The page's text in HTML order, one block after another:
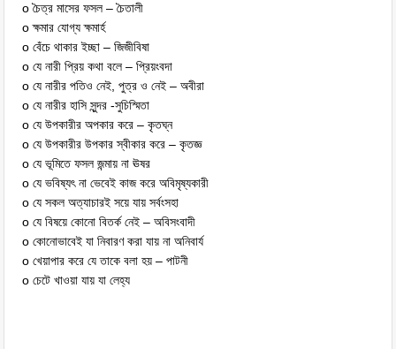
o চৈত্র মাসের ফসল – চৈতালী
o ক্ষমার যোগ্য ক্ষমার্হ
o বেঁচে থাকার ইচ্ছা – জিজীবিষা
o যে নারী প্রিয় কথা বলে – প্রিয়ংবদা
o যে নারীর পতিও নেই, পুত্র ও নেই – অবীরা
o যে নারীর হাসি সুন্দর -সুচিস্মিতা
o যে উপকারীর অপকার করে – কৃতঘ্ন
o যে উপকারীর উপকার স্বীকার করে – কৃতজ্ঞ
o যে ভূমিতে ফসল জন্মায় না ঊষর
o যে ভবিষ্যৎ না ভেবেই কাজ করে অবিমৃষ্যকারী
o যে সকল অত্যাচারই সয়ে যায় সর্বংসহা
o যে বিষয়ে কোনো বিতর্ক নেই – অবিসংবাদী
o কোনোভাবেই যা নিবারণ করা যায় না অনিবার্য
o খেয়াপার করে যে তাকে বলা হয় – পাটনী
o চেটে খাওয়া যায় যা লেহ্য